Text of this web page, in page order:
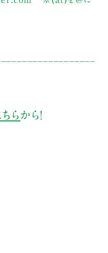
ちらから！